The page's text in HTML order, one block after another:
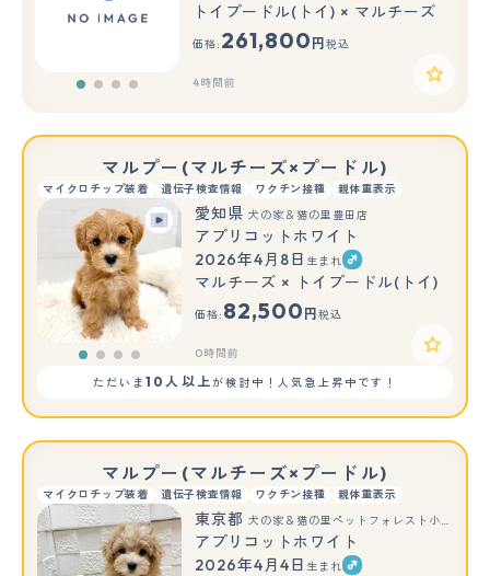
トイプードル(トイ) × マルチーズ
価格: 261,800 円 税込
4時間前
マルプー(マルチーズ×プードル)
マイクロチップ装着 遺伝子検査情報 ワクチン接種 親体重表示
愛知県 犬の家＆猫の里豊田店
アプリコットホワイト
2026年4月8日 生まれ
マルチーズ × トイプードル(トイ)
価格: 82,500 円 税込
0時間前
ただいま10人以上が検討中！人気急上昇中です！
マルプー(マルチーズ×プードル)
マイクロチップ装着 遺伝子検査情報 ワクチン接種 親体重表示
東京都 犬の家＆猫の里ペットフォレスト小平店
アプリコットホワイト
2026年4月4日 生まれ